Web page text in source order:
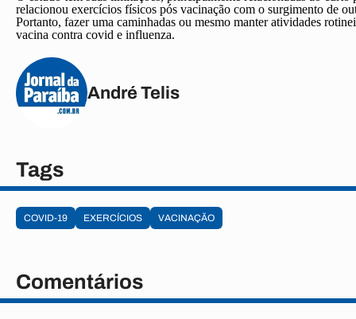
relacionou exercícios físicos pós vacinação com o surgimento de
Portanto, fazer uma caminhadas ou mesmo manter atividades
vacina contra covid e influenza.
André Telis
Tags
COVID-19 EXERCÍCIOS VACINAÇÃO
Comentários